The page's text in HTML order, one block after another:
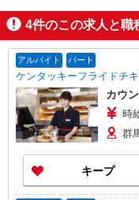
4件のこの求人と職
アルバイト パート
ケンタッキーフライドチ
カウ
時
群
キープ